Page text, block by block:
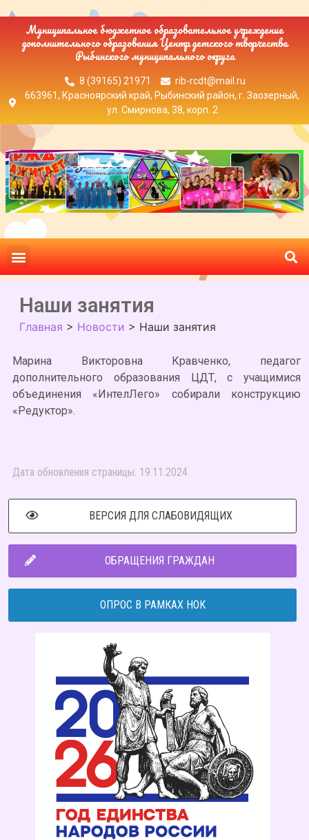
Муниципальное бюджетное образовательное учреждение
дополнительного образования Центр детского творчества
Рыбинского муниципального округа
8 (39165) 21971
rib-rcdt@mail.ru
663961, Красноярский край, Рыбинский район, г. Заозерный,
ул. Смирнова, 38, корп. 2
Наши занятия
Главная > Новости > Наши занятия
Марина Викторовна Кравченко, педагог
дополнительного образования ЦДТ, с учащимися
объединения «ИнтелЛего» собирали конструкцию
«Редуктор».
Дата обновления страницы: 19.11.2024
ВЕРСИЯ ДЛЯ СЛАБОВИДЯЩИХ
ОБРАЩЕНИЯ ГРАЖДАН
ОПРОС В РАМКАХ НОК